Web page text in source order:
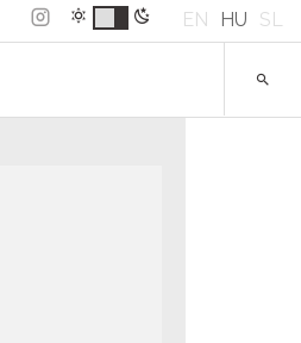
EN HU SL